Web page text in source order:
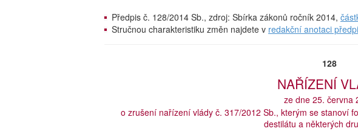
Předpis č. 128/2014 Sb., zdroj: Sbírka zákonů ročník 2014,
Stručnou charakteristiku změn najdete v redakční anotaci
128
NAŘÍZENÍ
ze dne 25. června
o zrušení nařízení vlády č. 317/2012 Sb., kterým se stanoví
destilátu a některých